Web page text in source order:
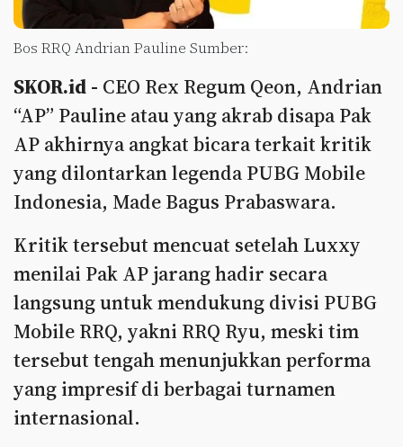
Bos RRQ Andrian Pauline Sumber:
SKOR.id - CEO Rex Regum Qeon, Andrian
“AP” Pauline atau yang akrab disapa Pak
AP akhirnya angkat bicara terkait kritik
yang dilontarkan legenda PUBG Mobile
Indonesia, Made Bagus Prabaswara.
Kritik tersebut mencuat setelah Luxxy
menilai Pak AP jarang hadir secara
langsung untuk mendukung divisi PUBG
Mobile RRQ, yakni RRQ Ryu, meski tim
tersebut tengah menunjukkan performa
yang impresif di berbagai turnamen
internasional.